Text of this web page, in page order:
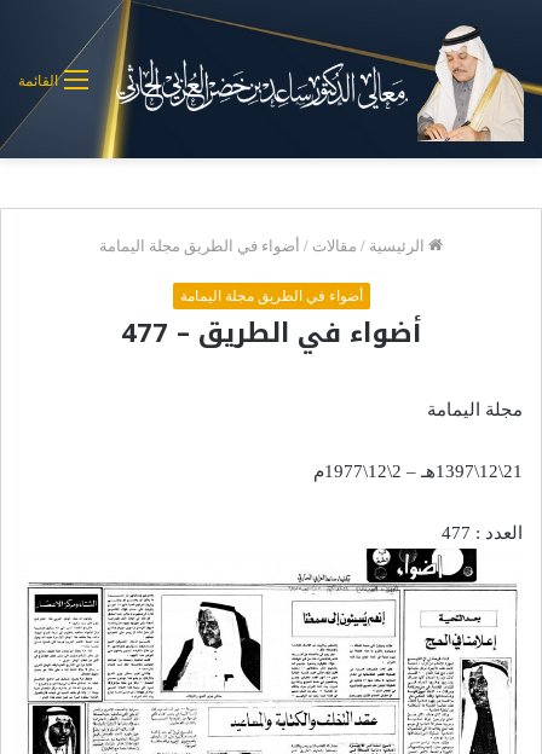
القائمة
الرئيسية / مقالات / أضواء في الطريق مجلة اليمامة
أضواء في الطريق مجلة اليمامة
أضواء في الطريق – 477
مجلة اليمامة
21\12\1397هـ – 2\12\1977م
العدد : 477